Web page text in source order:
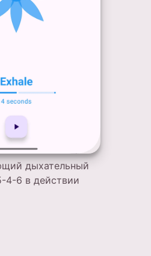
дыхательный
4-6 в действии